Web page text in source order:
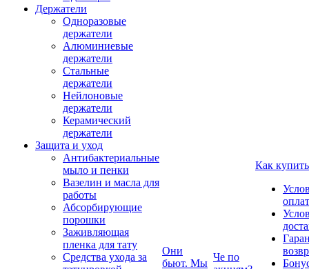
Держатели
Одноразовые
держатели
Алюминиевые
держатели
Стальные
держатели
Нейлоновые
держатели
Керамический
держатели
Защита и уход
Антибактериальные
мыло и пенки
Вазелин и масла для
работы
Абсорбирующие
порошки
Заживляющая
пленка для тату
Средства ухода за
Они
бьют. Мы
Че по
Как купить